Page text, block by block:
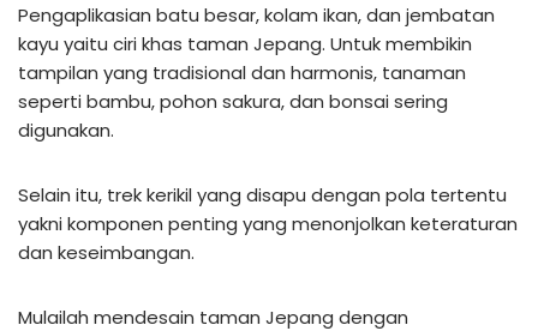
Pengaplikasian batu besar, kolam ikan, dan jembatan
kayu yaitu ciri khas taman Jepang. Untuk membikin
tampilan yang tradisional dan harmonis, tanaman
seperti bambu, pohon sakura, dan bonsai sering
digunakan.
Selain itu, trek kerikil yang disapu dengan pola tertentu
yakni komponen penting yang menonjolkan keteraturan
dan keseimbangan.
Mulailah mendesain taman Jepang dengan